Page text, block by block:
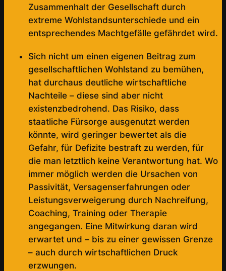
Zusammenhalt der Gesellschaft durch
extreme Wohlstandsunterschiede und ein
entsprechendes Machtgefälle gefährdet wird.
Sich nicht um einen eigenen Beitrag zum
gesellschaftlichen Wohlstand zu bemühen,
hat durchaus deutliche wirtschaftliche
Nachteile – diese sind aber nicht
existenzbedrohend. Das Risiko, dass
staatliche Fürsorge ausgenutzt werden
könnte, wird geringer bewertet als die
Gefahr, für Defizite bestraft zu werden, für
die man letztlich keine Verantwortung hat. Wo
immer möglich werden die Ursachen von
Passivität, Versagenserfahrungen oder
Leistungsverweigerung durch Nachreifung,
Coaching, Training oder Therapie
angegangen. Eine Mitwirkung daran wird
erwartet und – bis zu einer gewissen Grenze
– auch durch wirtschaftlichen Druck
erzwungen.